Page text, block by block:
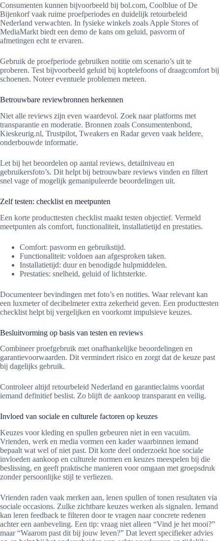
Consumenten kunnen bijvoorbeeld bij bol.com, Coolblue of De
Bijenkorf vaak ruime proefperiodes en duidelijk retourbeleid
Nederland verwachten. In fysieke winkels zoals Apple Stores of
MediaMarkt biedt een demo de kans om geluid, pasvorm of
afmetingen echt te ervaren.
Gebruik de proefperiode gebruiken notitie om scenario’s uit te
proberen. Test bijvoorbeeld geluid bij koptelefoons of draagcomfort bij
schoenen. Noteer eventuele problemen meteen.
Betrouwbare reviewbronnen herkennen
Niet alle reviews zijn even waardevol. Zoek naar platforms met
transparantie en moderatie. Bronnen zoals Consumentenbond,
Kieskeurig.nl, Trustpilot, Tweakers en Radar geven vaak heldere,
onderbouwde informatie.
Let bij het beoordelen op aantal reviews, detailniveau en
gebruikersfoto’s. Dit helpt bij betrouwbare reviews vinden en filtert
snel vage of mogelijk gemanipuleerde beoordelingen uit.
Zelf testen: checklist en meetpunten
Een korte producttesten checklist maakt testen objectief. Vermeld
meetpunten als comfort, functionaliteit, installatietijd en prestaties.
Comfort: pasvorm en gebruikstijd.
Functionaliteit: voldoen aan afgesproken taken.
Installatietijd: duur en benodigde hulpmiddelen.
Prestaties: snelheid, geluid of lichtsterkte.
Documenteer bevindingen met foto’s en notities. Waar relevant kan
een luxmeter of decibelmeter extra zekerheid geven. Een producttesten
checklist helpt bij vergelijken en voorkomt impulsieve keuzes.
Besluitvorming op basis van testen en reviews
Combineer proefgebruik met onafhankelijke beoordelingen en
garantievoorwaarden. Dit vermindert risico en zorgt dat de keuze past
bij dagelijks gebruik.
Controleer altijd retourbeleid Nederland en garantieclaims voordat
iemand definitief beslist. Zo blijft de aankoop transparant en veilig.
Invloed van sociale en culturele factoren op keuzes
Keuzes voor kleding en spullen gebeuren niet in een vacuüm.
Vrienden, werk en media vormen een kader waarbinnen iemand
bepaalt wat wel of niet past. Dit korte deel onderzoekt hoe sociale
invloeden aankoop en culturele normen en keuzes meespelen bij die
beslissing, en geeft praktische manieren voor omgaan met groepsdruk
zonder persoonlijke stijl te verliezen.
Vrienden raden vaak merken aan, lenen spullen of tonen resultaten via
sociale occasions. Zulke zichtbare keuzes werken als signalen. Iemand
kan leren feedback te filteren door te vragen naar concrete redenen
achter een aanbeveling. Een tip: vraag niet alleen “Vind je het mooi?”
maar “Waarom past dit bij jouw leven?” Dat levert specifieker advies